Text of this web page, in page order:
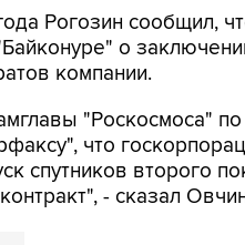
Рогозин сообщил,
о
компании.
"Роскосмоса"
что
спутников второго
- сказал